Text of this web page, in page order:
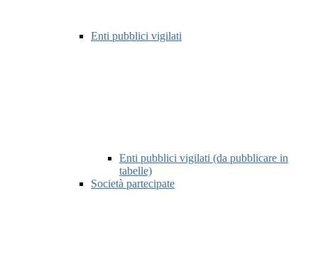
Enti pubblici vigilati
Enti pubblici vigilati (da pubblicare in
tabelle)
Società partecipate